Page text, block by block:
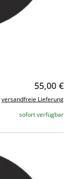
55,00 €
versandfreie Lieferung
sofort verfügbar